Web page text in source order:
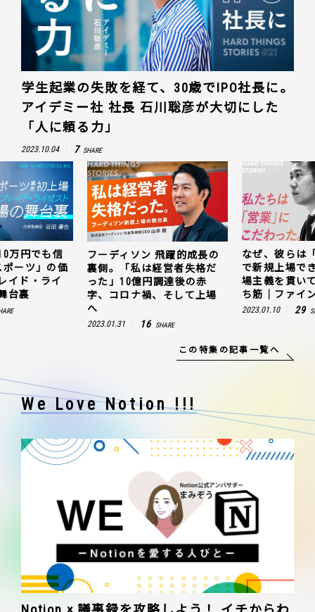
学生起業の失敗を経て、30歳でIPO社長に。
アイデミー社 社長 石川聡彦が大切にした
「人に頼る力」
2023.10.04 7 SHARE
万円でも信
ーツ」の価
イド・ライ
台裏
フーディソン 飛躍的成長の
裏側。「私は経営者失格だ
った」10億円調達後の赤
字、コロナ禍、そして上場
へ
2023.01.31 16 SHARE
なぜ、彼らは
で新規上場で
場主義を貫い
ち筋｜ファイ
2023.01.10 29
この特集の記事一覧へ
We Love Notion !!!